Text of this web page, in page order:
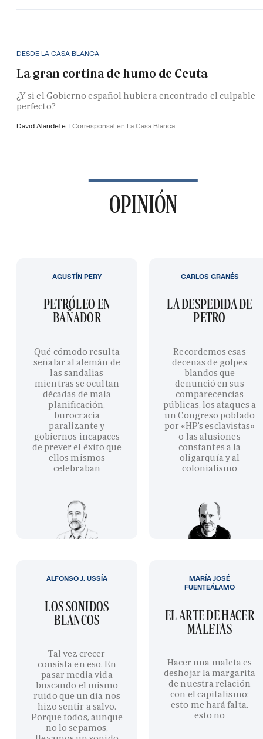
DESDE LA CASA BLANCA
La gran cortina de humo de Ceuta
¿Y si el Gobierno español hubiera encontrado el culpable
perfecto?
David Alandete Corresponsal en La Casa Blanca
OPINIÓN
PETRÓLEO EN
BAÑADOR
Qué cómodo resulta
señalar al alemán de
las sandalias
mientras se ocultan
décadas de mala
planificación,
burocracia
paralizante y
gobiernos incapaces
de prever el éxito que
ellos mismos
celebraban
AGUSTÍN PERY
LA DESPEDIDA DE
PETRO
Recordemos esas
decenas de golpes
blandos que
denunció en sus
comparecencias
públicas, los ataques a
un Congreso poblado
por «HP’s esclavistas»
o las alusiones
constantes a la
oligarquía y al
colonialismo
CARLOS GRANÉS
LOS SONIDOS
BLANCOS
Tal vez crecer
consista en eso. En
pasar media vida
buscando el mismo
ruido que un día nos
hizo sentir a salvo.
Porque todos, aunque
no lo sepamos,
ALFONSO J. USSÍA
EL ARTE DE HACER
MALETAS
Hacer una maleta es
deshojar la margarita
de nuestra relación
con el capitalismo:
esto me hará falta,
esto no
MARÍA JOSÉ
FUENTEÁLAMO